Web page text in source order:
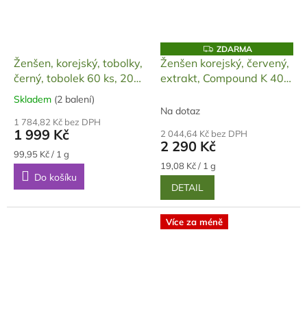
Ženšen, korejský, tobolky,
černý, tobolek 60 ks, 20
000 mg
Průměrné
produktu
je
5,0
z
hvězdiček.
Skladem (2 balení)
1 784,82 Kč bez DPH
1 999 Kč
Měrná
cena:
99,95 Kč / 1 g
Do košíku
Z
D
A
R
ZDARMA
Ženšen korejský, červený,
extrakt, Compound K 40
Na dotaz
2 044,64 Kč bez DPH
2 290 Kč
Měrná
cena:
19,08 Kč / 1 g
DETAIL
Více za méně